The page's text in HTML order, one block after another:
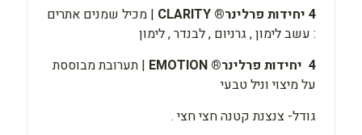
4 יחידות פרלינר® CLARITY
| מכיל שמנים אתרים
: עשב לימון , גרניום , לבנדר , לימון
4 יחידות פרלינר® EMOTION
| תערובת מבוססת
על מיצוי וניל טבעי
גודל- צנצנת קטנה חצי חצי .